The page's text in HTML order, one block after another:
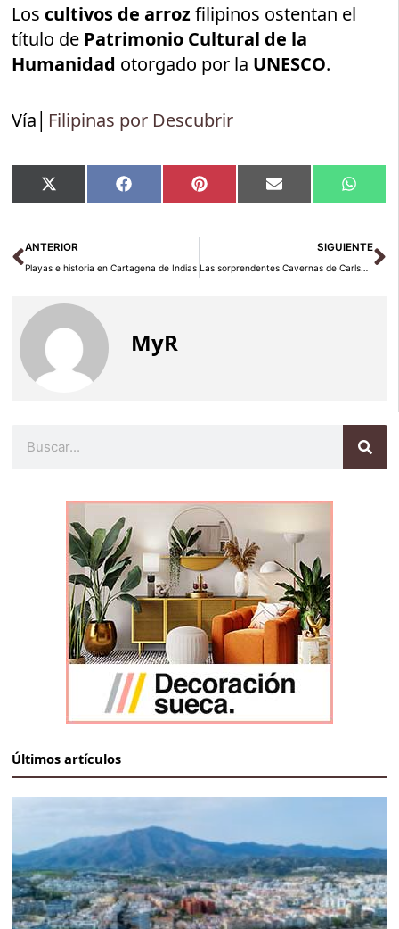
Los cultivos de arrozfilipinos ostentan el
título de Patrimonio Cultural de la
Humanidad otorgado por la UNESCO.
Vía│ Filipinas por Descubrir
Compartir
en
X
(Twitter)
Compartir
en
Facebook Compartir
en
Pinterest Compartir
en
Email
en
Ant
ANTERIOR
Playas e historia en Cartagena de Indias
SIGUIENTE
Las sorprendentes Cavernas de Carlsbad
MyR
Últimos artículos